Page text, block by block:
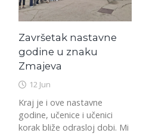
Završetak nastavne
godine u znaku
Zmajeva
12 Jun
Kraj je i ove nastavne
godine, učenice i učenici
korak bliže odrasloj dobi. Mi